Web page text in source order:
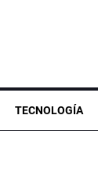
TECNOLOGÍA